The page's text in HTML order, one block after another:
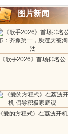
图片新闻
《歌手2026》首场排名公
《爱的方程式》在荔波开机